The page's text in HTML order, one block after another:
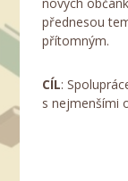
přednesou
přítomným.
CÍL:
s nejmenšími